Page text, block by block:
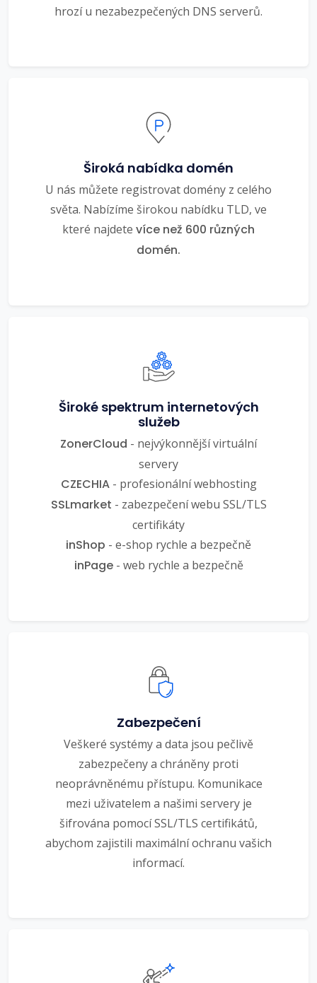
hrozí u nezabezpečených DNS serverů.
Široká nabídka domén
U nás můžete registrovat domény z celého
světa. Nabízíme širokou nabídku TLD, ve
které najdete více než 600 různých
domén.
Široké spektrum internetových
služeb
ZonerCloud - nejvýkonnější virtuální
servery
CZECHIA- profesionální webhosting
SSLmarket - zabezpečení webu SSL/TLS
certifikáty
inShop - e-shop rychle a bezpečně
inPage- web rychle a bezpečně
Zabezpečení
Veškeré systémy a data jsou pečlivě
zabezpečeny a chráněny proti
neoprávněnému přístupu. Komunikace
mezi uživatelem a našimi servery je
šifrována pomocí SSL/TLS certifikátů,
abychom zajistili maximální ochranu vašich
informací.